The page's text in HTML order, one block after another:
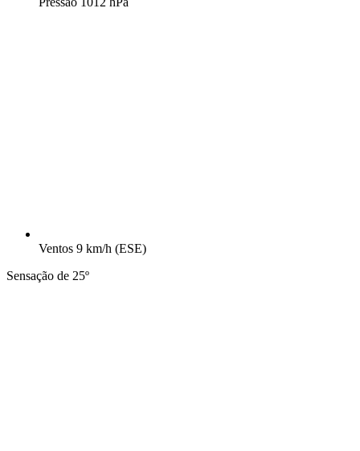
Ventos 9 km/h (ESE)
Sensação de 25º